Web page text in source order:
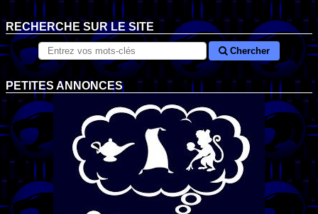
RECHERCHE SUR LE SITE
Chercher
PETITES ANNONCES